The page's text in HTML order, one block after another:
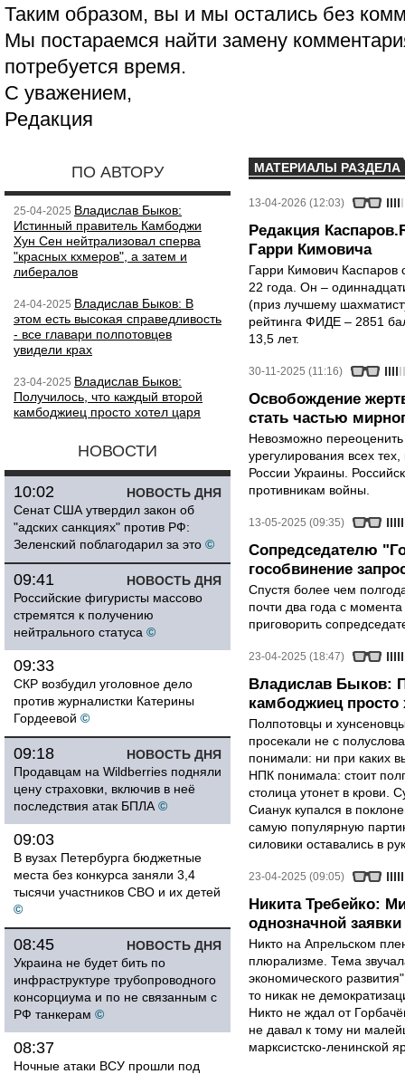
Таким образом, вы и мы остались без
Мы постараемся найти замену
потребуется время.
С уважением,
Редакция
ПО АВТОРУ
25-04-2025 Владислав Быков:
Истинный правитель Камбоджи
Хун Сен нейтрализовал сперва
"красных кхмеров", а затем и
либералов
24-04-2025 Владислав Быков: В
этом есть высокая справедливость
- все главари полпотовцев
увидели крах
23-04-2025 Владислав Быков:
Получилось, что каждый второй
камбоджиец просто хотел царя
НОВОСТИ
НОВОСТЬ ДНЯ
10:02
Сенат США утвердил закон об
"адских санкциях" против РФ:
Зеленский поблагодарил за это ©
НОВОСТЬ ДНЯ
09:41
Российские фигуристы массово
стремятся к получению
нейтрального статуса ©
09:33
СКР возбудил уголовное дело
против журналистки Катерины
Гордеевой ©
НОВОСТЬ ДНЯ
09:18
Продавцам на Wildberries подняли
цену страховки, включив в неё
последствия атак БПЛА ©
09:03
В вузах Петербурга бюджетные
места без конкурса заняли 3,4
тысячи участников СВО и их детей
©
НОВОСТЬ ДНЯ
08:45
Украина не будет бить по
инфраструктуре трубопроводного
консорциума и по не связанным с
РФ танкерам ©
08:37
Ночные атаки ВСУ прошли под
МАТЕРИАЛЫ РАЗДЕЛА
13-04-2026 (12:03)
Редакция
Гарри Кимовича
Гарри Кимович
22 года. Он –
(приз лучшему
рейтинга ФИДЕ – 2851
13,5 лет.
30-11-2025 (11:16)
Освобождение
стать частью
Невозможно
урегулирования всех
России Украины.
противникам войны.
13-05-2025 (09:35)
Сопредседателю
гособвинение
Спустя более чем
почти два года с
приговорить
23-04-2025 (18:47)
Владислав Быков:
камбоджиец просто
Полпотовцы и
просекали не с
понимали: ни при каких
НПК понимала: стоит
столица утонет в крови.
Сианук купался в
самую популярную
силовики оставались в
23-04-2025 (09:05)
Никита Требейко:
однозначной
Никто на Апрельском
плюрализме. Тема
экономического
то никак не
Никто не ждал от
не давал к тому ни
марксистско-ленинской